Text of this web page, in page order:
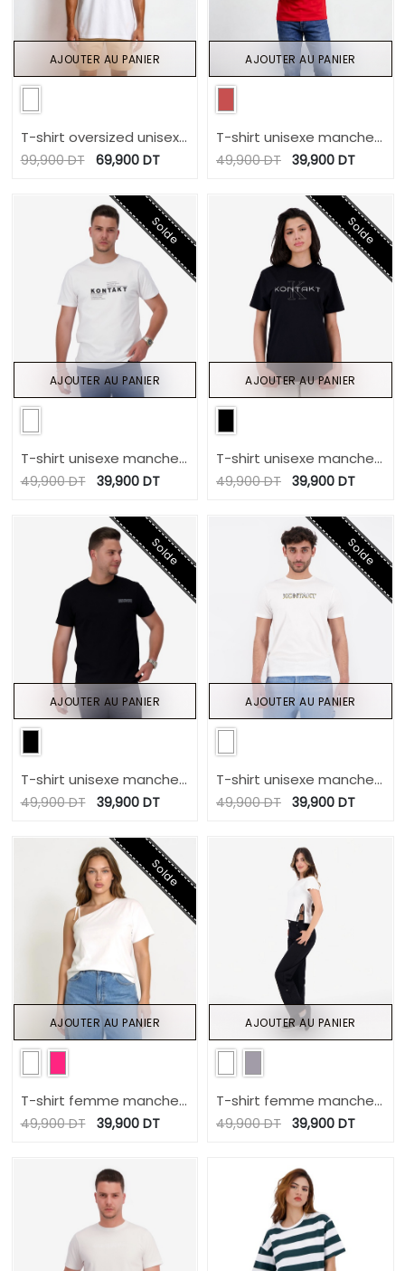
T-shirt oversized unisexe
manches courtes JARIDA
99,900DT 69,900DT
AJOUTER AU PANIER
T-shirt unisexe manches
courtes contrasté تونس
49,900DT 39,900 DT
AJOUTER AU PANIER
Solde
T-shirt unisexe manches
courtes CONSCIOUS
49,900DT 39,900DT
AJOUTER AU PANIER
Solde
T-shirt unisexe manches
courtes KONTAKT TEES
49,900DT 39,900 DT
AJOUTER AU PANIER
Solde
T-shirt unisexe manches
courtes CIRCULARITY IN
49,900DT 39,900DT
AJOUTER AU PANIER
Solde
T-shirt unisexe manches
courtes KONTAKT TEES
49,900DT 39,900 DT
AJOUTER AU PANIER
Solde
T-shirt femme manche
dénudé avec broderie
49,900DT 39,900DT
AJOUTER AU PANIER
T-shirt femme manches
courtes avec noeuds sur
49,900DT 39,900 DT
AJOUTER AU PANIER